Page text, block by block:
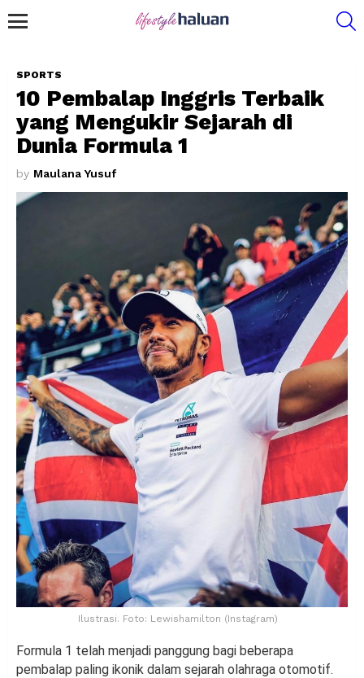
SPORTS
10 Pembalap Inggris Terbaik
yang Mengukir Sejarah di
Dunia Formula 1
by Maulana Yusuf
Ilustrasi. Foto: Lewishamilton (Instagram)
Formula 1 telah menjadi panggung bagi beberapa
pembalap paling ikonik dalam sejarah olahraga otomotif.